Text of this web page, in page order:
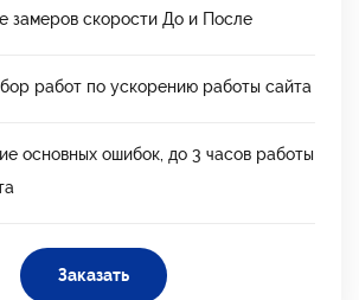
замеров скорости До и После
работ по ускорению работы сайта
основных ошибок, до 3 часов работы
Заказать